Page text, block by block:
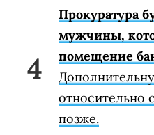
Прокуратура
мужчины,
помещение
относительно
позже.